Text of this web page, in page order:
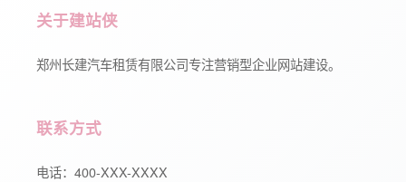
关于建站侠
郑州长建汽车租赁有限公司专注营销型企业网站建设。
联系方式
电话：400-XXX-XXXX